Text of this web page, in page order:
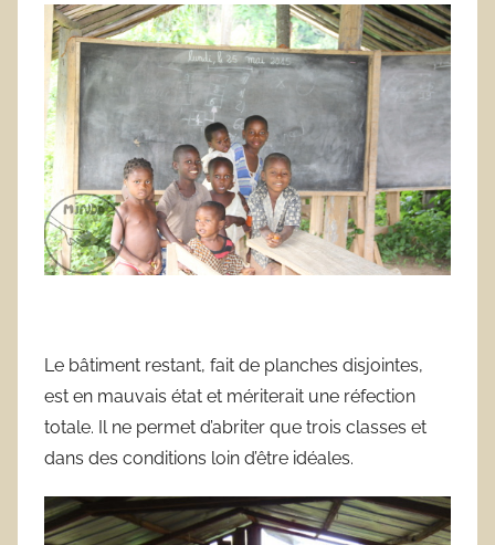
Le bâtiment restant, fait de planches disjointes,
est en mauvais état et mériterait une réfection
totale. Il ne permet d’abriter que trois classes et
dans des conditions loin d’être idéales.